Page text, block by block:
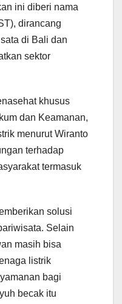
ini diberi nama
dirancang
di Bali dan
sektor
khusus
dan Keamanan,
menurut Wiranto
terhadap
termasuk
solusi
Selain
masih bisa
listrik
bagi
becak itu